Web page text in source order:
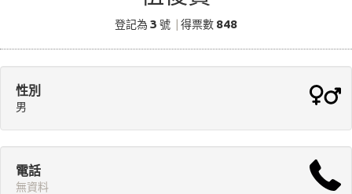
登記為 3 號 得票數 848
性別
男
電話
無資料